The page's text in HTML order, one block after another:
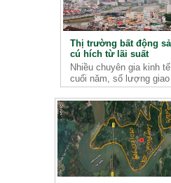
Thị trường bất động
cú hích từ lãi suất
Nhiều chuyên gia kinh
cuối năm, số lượng